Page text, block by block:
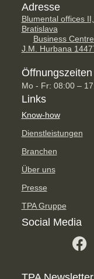
Adresse
Blumental offices
Bratislava
Business
J.M. Hurbana
Öffnungszeiten
Mo - Fr: 08:00 –
Links
Know-how
Dienstleistungen
Branchen
Über uns
Presse
TPA Gruppe
Social Media